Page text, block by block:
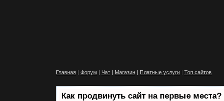
Главная | Форум | Чат | Магазин | Платные услуги | Топ сайтов
Как продвинуть сайт на первые места?